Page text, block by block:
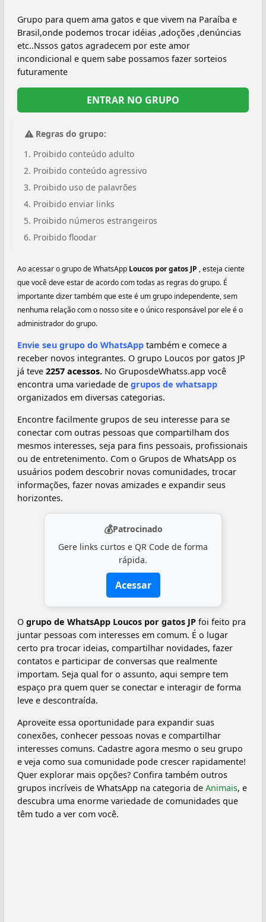
Grupo para quem ama gatos e que vivem na Paraíba e
Brasil,onde podemos trocar idéias ,adoções ,denúncias
etc..Nssos gatos agradecem por este amor
incondicional e quem sabe possamos fazer sorteios
futuramente
ENTRAR NO GRUPO
Regras do grupo:
Proibido conteúdo adulto
Proibido conteúdo agressivo
Proibido uso de palavrões
Proibido enviar links
Proibido números estrangeiros
Proibido floodar
Ao acessar o grupo de WhatsApp Loucos por gatos JP , esteja ciente
que você deve estar de acordo com todas as regras do grupo. É
importante dizer também que este é um grupo independente, sem
nenhuma relação com o nosso site e o único responsável por ele é o
administrador do grupo.
Envie seu grupo do WhatsApp também e comece a
receber novos integrantes. O grupo Loucos por gatos JP
já teve 2257 acessos. No GruposdeWhatss.app você
encontra uma variedade de grupos de whatsapp
organizados em diversas categorias.
Encontre facilmente grupos de seu interesse para se
conectar com outras pessoas que compartilham dos
mesmos interesses, seja para fins pessoais, profissionais
ou de entretenimento. Com o Grupos de WhatsApp os
usuários podem descobrir novas comunidades, trocar
informações, fazer novas amizades e expandir seus
horizontes.
💰Patrocinado
Gere links curtos e QR Code de forma
rápida.
Acessar
O grupo de WhatsApp Loucos por gatos JP foi feito pra
juntar pessoas com interesses em comum. É o lugar
certo pra trocar ideias, compartilhar novidades, fazer
contatos e participar de conversas que realmente
importam. Seja qual for o assunto, aqui sempre tem
espaço pra quem quer se conectar e interagir de forma
leve e descontraída.
Aproveite essa oportunidade para expandir suas
conexões, conhecer pessoas novas e compartilhar
interesses comuns. Cadastre agora mesmo o seu grupo
e veja como sua comunidade pode crescer rapidamente!
Quer explorar mais opções? Confira também outros
grupos incríveis de WhatsApp na categoria de Animais, e
descubra uma enorme variedade de comunidades que
têm tudo a ver com você.